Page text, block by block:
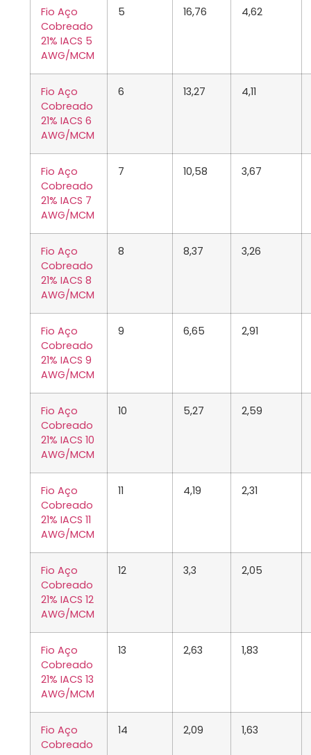
Fio Aço
Cobreado
21% IACS 5
AWG/MCM
5 16,76 4,62
Fio Aço
Cobreado
21% IACS 6
AWG/MCM
6 13,27 4,11
Fio Aço
Cobreado
21% IACS 7
AWG/MCM
7 10,58 3,67
Fio Aço
Cobreado
21% IACS 8
AWG/MCM
8 8,37 3,26
Fio Aço
Cobreado
21% IACS 9
AWG/MCM
9 6,65 2,91
Fio Aço
Cobreado
21% IACS 10
AWG/MCM
10 5,27 2,59
Fio Aço
Cobreado
21% IACS 11
AWG/MCM
11 4,19 2,31
Fio Aço
Cobreado
21% IACS 12
AWG/MCM
12 3,3 2,05
Fio Aço
Cobreado
21% IACS 13
AWG/MCM
13 2,63 1,83
Fio Aço
Cobreado
14 2,09 1,63